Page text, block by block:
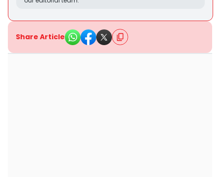
Share Article